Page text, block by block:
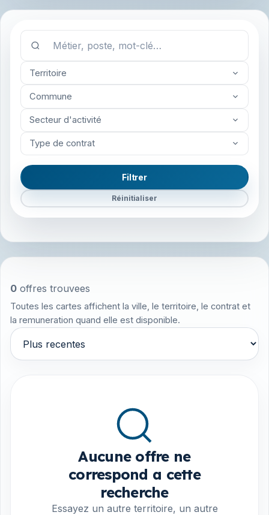
Territoire
Commune
Secteur d'activité
Type de contrat
Filtrer
Réinitialiser
0 offres trouvees
Toutes les cartes affichent la ville, le territoire, le contrat et
la remuneration quand elle est disponible.
Trier par
Aucune offre ne
correspond a cette
recherche
Essayez un autre territoire, un autre